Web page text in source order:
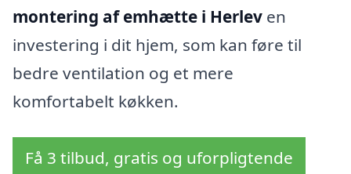
montering af emhætte i Herlev en
investering i dit hjem, som kan føre til
bedre ventilation og et mere
komfortabelt køkken.
Få 3 tilbud, gratis og uforpligtende